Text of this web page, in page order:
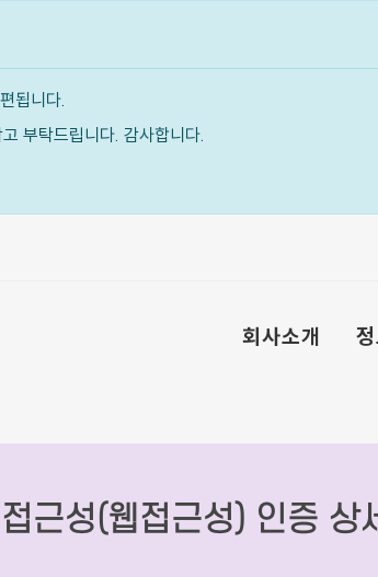
됩니다.
부탁드립니다. 감사합니다.
회사소개
근성(웹접근성) 인증 상